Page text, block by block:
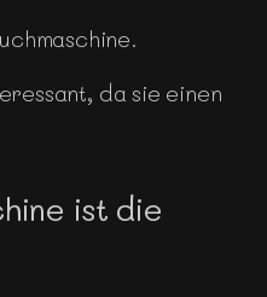
da sie einen
ist die